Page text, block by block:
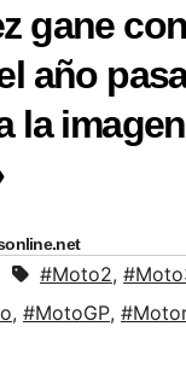
gane
año
la
#Moto2,
, #MotoGP,